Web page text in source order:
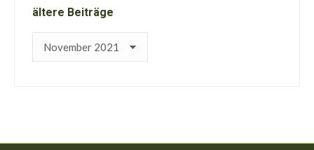
ältere Beiträge
ältere